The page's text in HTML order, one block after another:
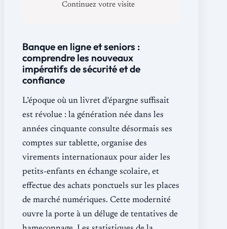
Continuez votre visite
Banque en ligne et seniors :
comprendre les nouveaux
impératifs de sécurité et de
confiance
L’époque où un livret d’épargne suffisait
est révolue : la génération née dans les
années cinquante consulte désormais ses
comptes sur tablette, organise des
virements internationaux pour aider les
petits-enfants en échange scolaire, et
effectue des achats ponctuels sur les places
de marché numériques. Cette modernité
ouvre la porte à un déluge de tentatives de